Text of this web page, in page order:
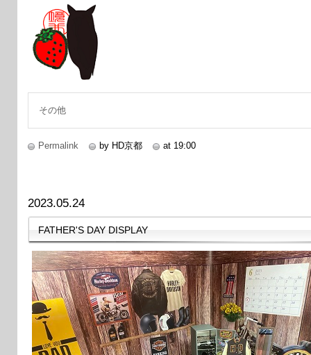
その他
Permalink by HD京都 at 19:00
2023.05.24
FATHER'S DAY DISPLAY